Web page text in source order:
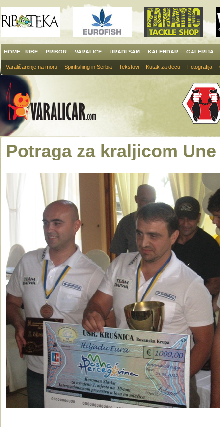
HOME RIBE PRIBOR VARALICE URADI SAM KALENDAR GALERIJA
Varaličarenje na moru Spinfishing in Serbia Tekstovi Kutak za decu Fotografija
Potraga za kraljicom Une